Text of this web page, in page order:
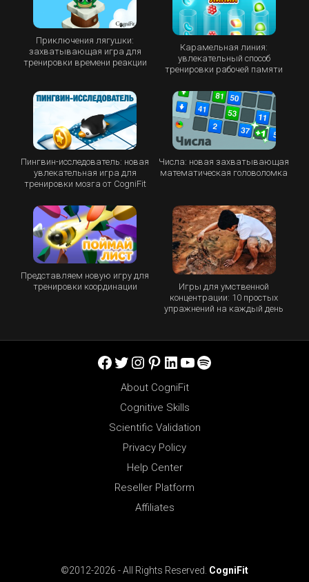
Приключения лягушки:
захватывающая игра для
тренировки времени реакции
Карамельная линия:
увлекательный способ
тренировки рабочей памяти
Пингвин-исследователь: новая
увлекательная игра для
тренировки мозга от CogniFit
Числа: новая захватывающая
математическая головоломка
Представляем новую игру для
тренировки координации
Игры для умственной
концентрации: 10 простых
упражнений на каждый день
Facebook
Twitter
Instagram
Pinterest
LinkedIn
YouTube
Spotify
About CogniFit
Cognitive Skills
Scientific Validation
Privacy Policy
Help Center
Reseller Platform
Affiliates
©2012-2026 - All Rights Reserved. CogniFit